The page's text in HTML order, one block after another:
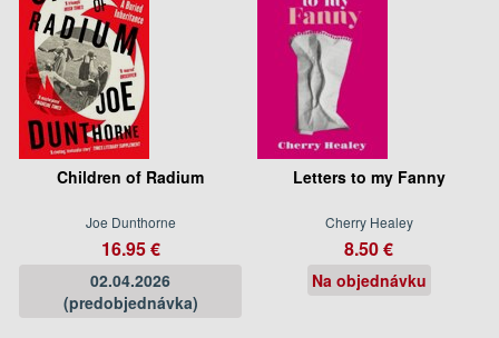
Children of Radium
Joe Dunthorne
16.95 €
02.04.2026
(predobjednávka)
Letters to my Fanny
Cherry Healey
8.50 €
Na objednávku